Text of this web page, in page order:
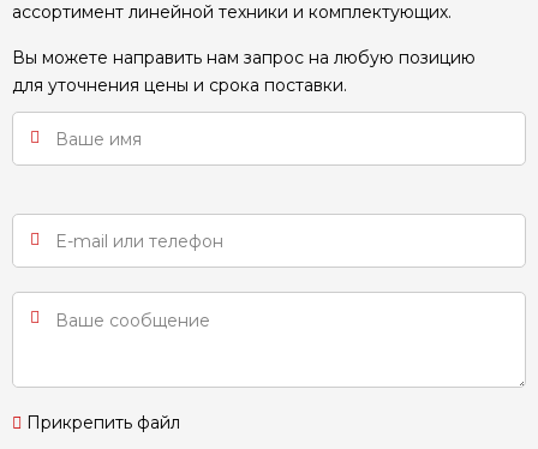
ассортимент линейной техники и комплектующих.
Вы можете направить нам запрос на любую позицию
для уточнения цены и срока поставки.
Прикрепить файл